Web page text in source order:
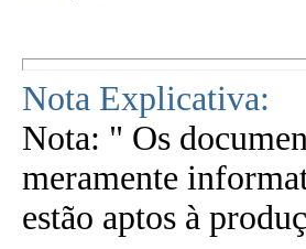
Nota Explicativa:
Nota: " Os
meramente
estão aptos à